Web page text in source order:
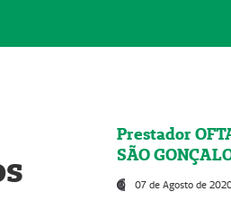
Prestador
SÃO
07 de Agosto de